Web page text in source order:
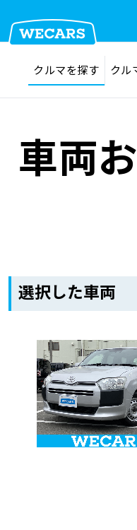
在庫検索 サイ
クルマを探す
クルマを売る
車検見積
車検料金・メ
品質管理とサ
オイル交換
お役立ち情報
お問い合わせ
クルマを探す クル
車両
選択した車両